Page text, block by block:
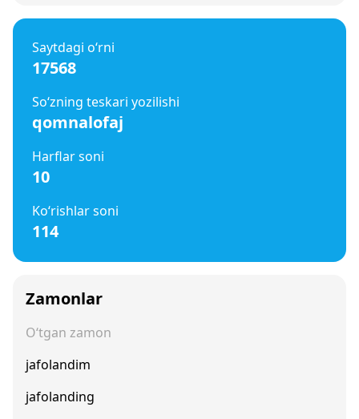
Saytdagi o‘rni
17568
So‘zning teskari yozilishi
qomnalofaj
Harflar soni
10
Ko‘rishlar soni
114
Zamonlar
O‘tgan zamon
jafolandim
jafolanding